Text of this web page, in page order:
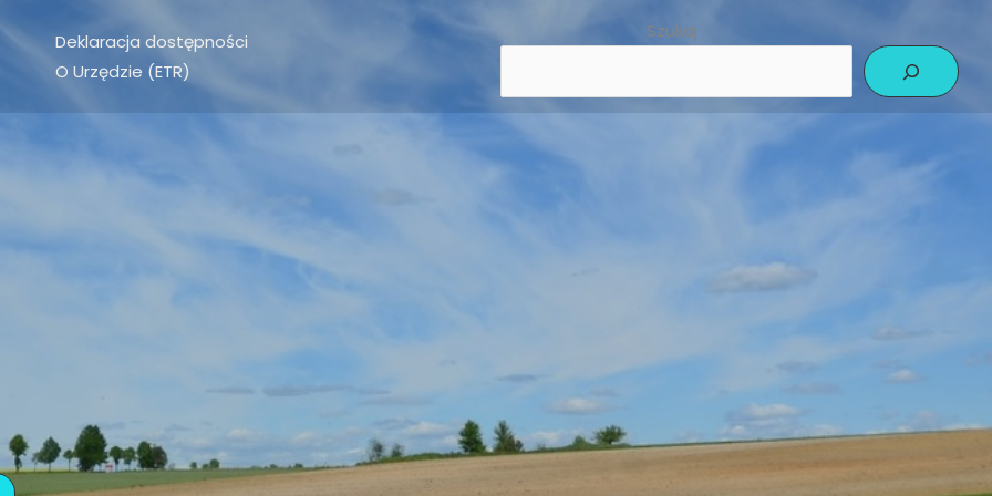
Deklaracja dostępności
O Urzędzie (ETR)
Szukaj